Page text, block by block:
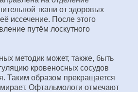
ткани от здоровых
иссечение. После этого
путём лоскутного
методик может, также, быть
кровеносных сосудов
Таким образом прекращается
Офтальмологи отмечают